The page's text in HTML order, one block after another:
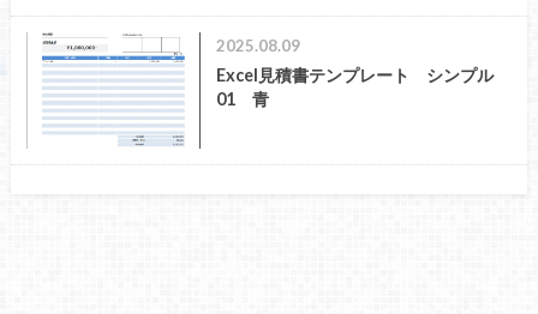
2025.08.09
Excel見積書テンプレート シンプル
01 青